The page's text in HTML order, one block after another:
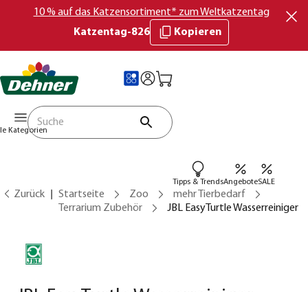
10 % auf das Katzensortiment* zum Weltkatzentag
Katzentag-826
Kopieren
Kategorien
Tipps & TrendsAngeboteSALE
Zurück Startseite Zoo
mehr Tierbedarf
Terrarium Zubehör
JBL EasyTurtle Wasserreiniger